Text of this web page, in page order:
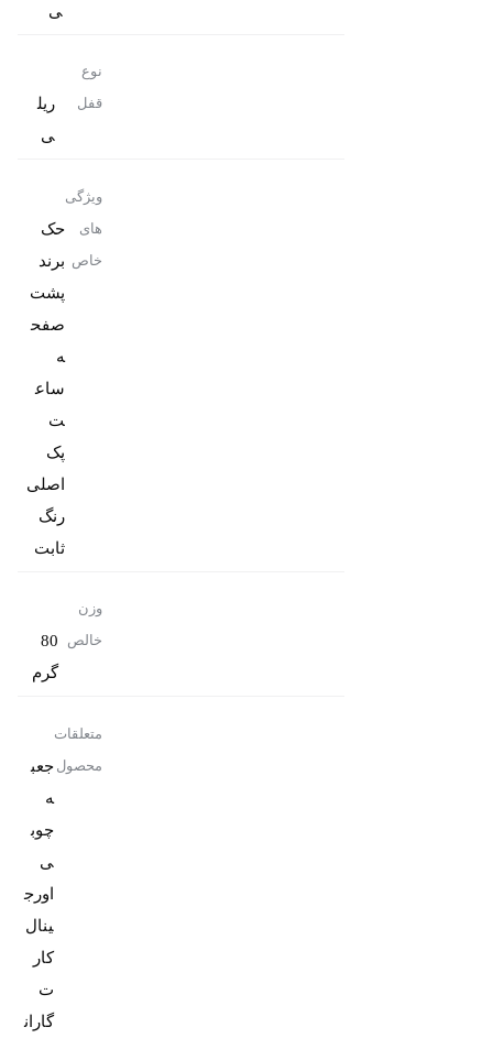
ی
نوع
قفل
ریل
ی
ویژگی
های
خاص
حک
برند
پشت
صفح
ه
ساع
پک
رنگ
ثابت
وزن
خالص
80
گرم
متعلقات
محصول جعب
ه
چوب
ی
اورج
کار
ت
گاران